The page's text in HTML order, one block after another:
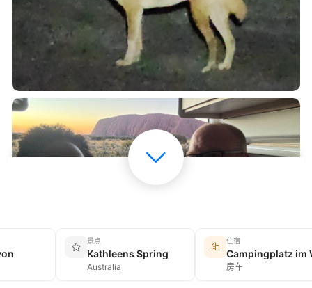
景点
Kathleens Spring
Australia
住宿
房车